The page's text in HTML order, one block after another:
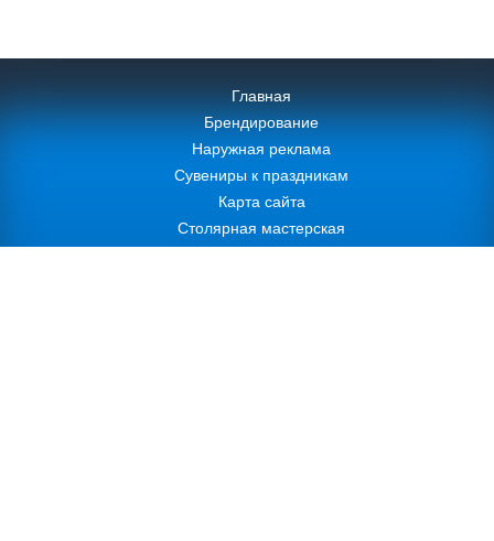
Главная
Брендирование
Наружная реклама
Сувениры к праздникам
Карта сайта
Столярная мастерская